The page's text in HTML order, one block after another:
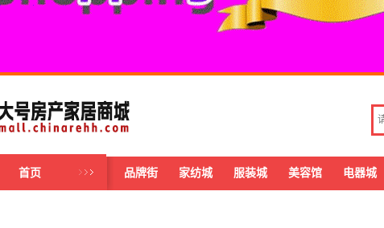
首页 品牌街 家纺城 服装城 美容馆 电器城